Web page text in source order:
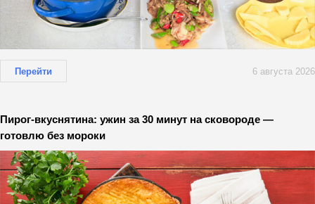
Перейти 6 августа 2026
Пирог-вкуснятина: ужин за 30 минут на сковороде —
готовлю без мороки